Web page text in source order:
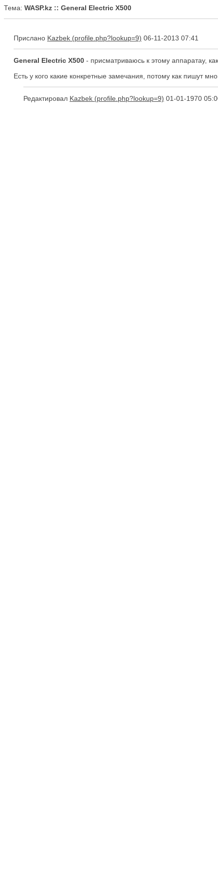
Тема: WASP.kz :: General Electric X500
Прислано Kazbek 06-11-2013 07:41
General Electric X500 - присматриваюсь к этому аппаратау,
Есть у кого какие конкретные замечания, потому как пишут
Редактировал Kazbek 01-01-1970